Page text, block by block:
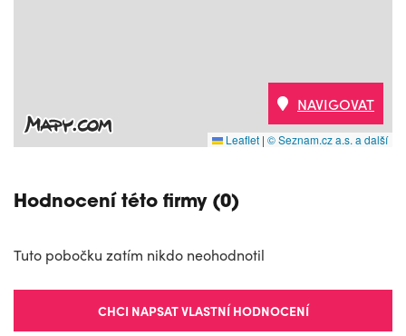
Leaflet | © Seznam.cz a.s. a další
NAVIGOVAT
Hodnocení této firmy (0)
Tuto pobočku zatím nikdo neohodnotil
CHCI NAPSAT VLASTNÍ HODNOCENÍ